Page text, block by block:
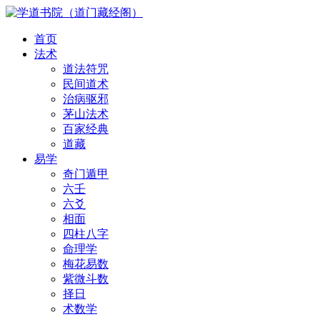
首页
法术
道法符咒
民间道术
治病驱邪
茅山法术
百家经典
道藏
易学
奇门遁甲
六壬
六爻
相面
四柱八字
命理学
梅花易数
紫微斗数
择日
术数学